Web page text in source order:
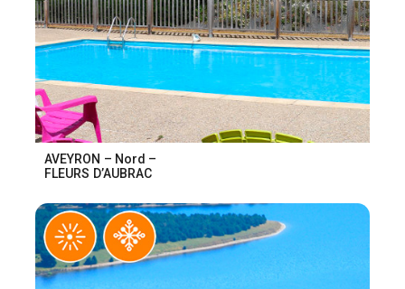
AVEYRON – Nord –
FLEURS D’AUBRAC